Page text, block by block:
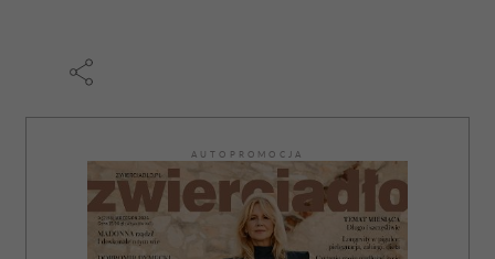
AUTOPROMOCJA